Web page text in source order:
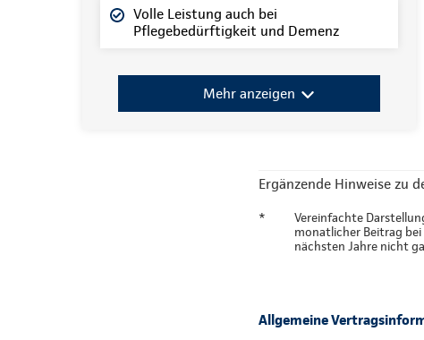
Volle Leistung auch bei
Pflegebedürftigkeit und Demenz
Mehr anzeigen
Ergänzende Hinweise zu
*
Vereinfachte
monatlicher Beitrag
nächsten Jahre nicht
Allgemeine